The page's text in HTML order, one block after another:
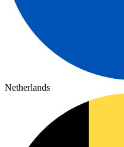
Netherlands